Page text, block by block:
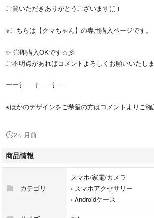
ご覧いただきありがとうございます( ¨̮ )
※こちらは【クマちゃん】の専用購入ページです。
✨ ◎即購入OKです☆彡
ご不明点があればコメントよろしくお願いいたしま
ーー⇧ーー⇧ーー⇧ーー
※ほかのデザインをご希望の方はコメントよりご確
オッポ リノ7A/リノ9A
OPPO Reno7A/Reno9A
CPH2353/CPH2523 (楽天モバイル)
simフリー版 mineo ⅡJmio
☆★デザイン☆★
2ヶ月前
商品情報
カテゴリ
スマホ/家電/カメラ
› スマホアクセサリー
› Androidケース